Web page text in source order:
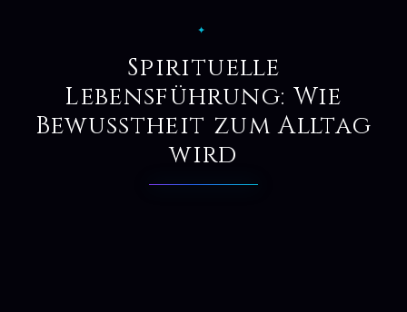
✦
Spirituelle
Lebensführung: Wie
Bewusstheit zum Alltag
wird